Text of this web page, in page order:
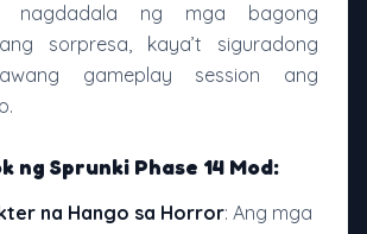
ng mga bagong
sorpresa, kaya’t siguradong
gameplay session ang
ng Sprunki Phase 14 Mod:
na Hango sa Horror: Ang mga